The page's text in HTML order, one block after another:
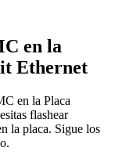
en la
Ethernet
en la Placa
flashear
la placa. Sigue los